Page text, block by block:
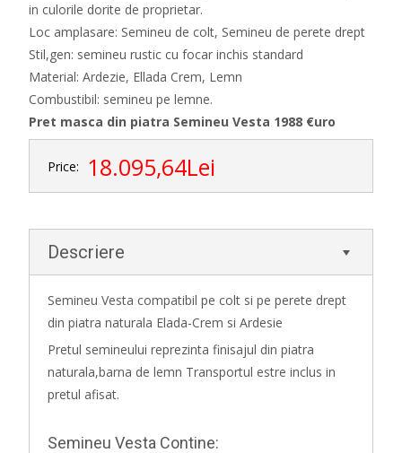
in culorile dorite de proprietar.
Loc amplasare: Semineu de colt, Semineu de perete drept
Stil,gen: semineu rustic cu focar inchis standard
Material: Ardezie, Ellada Crem, Lemn
Combustibil: semineu pe lemne.
Pret masca din piatra Semineu Vesta 1988 €uro
Price: 18.095,64Lei
Descriere
Semineu Vesta compatibil pe colt si pe perete drept
din piatra naturala Elada-Crem si Ardesie
Pretul semineului reprezinta finisajul din piatra
naturala,barna de lemn Transportul estre inclus in
pretul afisat.
Semineu Vesta Contine: